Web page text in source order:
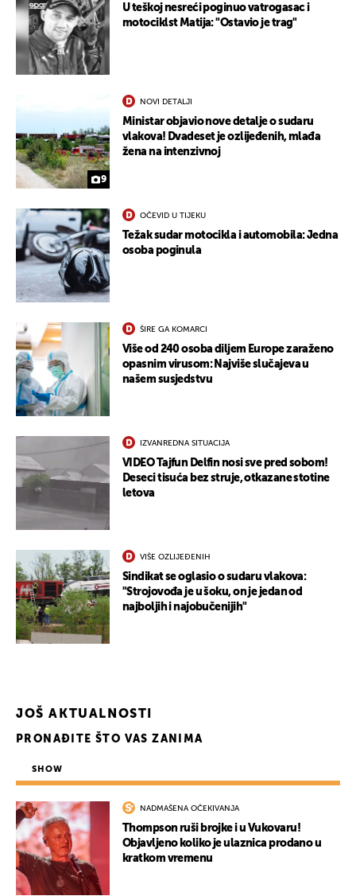
U teškoj nesreći poginuo vatrogasac i
motociklst Matija: "Ostavio je trag"
9
NOVI DETALJI
Ministar objavio nove detalje o sudaru
vlakova! Dvadeset je ozlijeđenih, mlađa
žena na intenzivnoj
OČEVID U TIJEKU
Težak sudar motocikla i automobila: Jedna
osoba poginula
ŠIRE GA KOMARCI
Više od 240 osoba diljem Europe zaraženo
opasnim virusom: Najviše slučajeva u
našem susjedstvu
IZVANREDNA SITUACIJA
VIDEO Tajfun Delfin nosi sve pred sobom!
Deseci tisuća bez struje, otkazane stotine
letova
VIŠE OZLIJEĐENIH
Sindikat se oglasio o sudaru vlakova:
"Strojovođa je u šoku, on je jedan od
najboljih i najobučenijih"
JOŠ AKTUALNOSTI
PRONAĐITE ŠTO VAS ZANIMA
SHOW
NADMAŠENA OČEKIVANJA
Thompson ruši brojke i u Vukovaru!
Objavljeno koliko je ulaznica prodano u
kratkom vremenu